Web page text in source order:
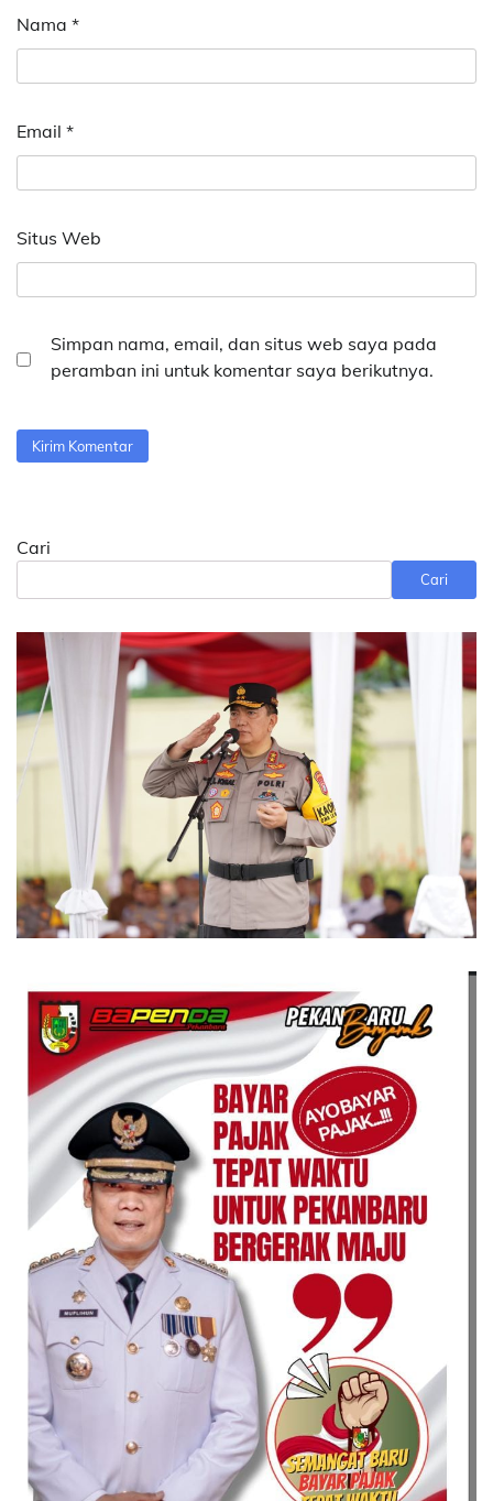
Nama *
Email *
Situs Web
Simpan nama, email, dan situs web saya pada
peramban ini untuk komentar saya berikutnya.
Cari
Cari